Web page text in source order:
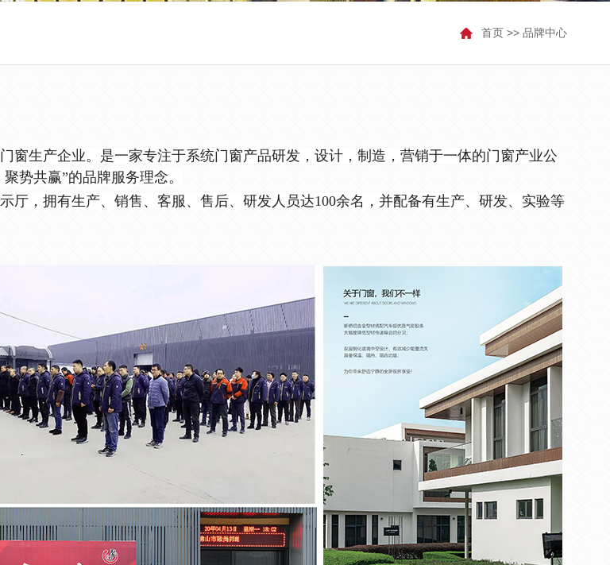
首页 >>品牌中心
生产企业。是一家专注于系统门窗产品研发，设计，制造，营销于一体的门窗产业公
势共赢”的品牌服务理念。
厅，拥有生产、销售、客服、售后、研发人员达100余名，并配备有生产、研发、实验等